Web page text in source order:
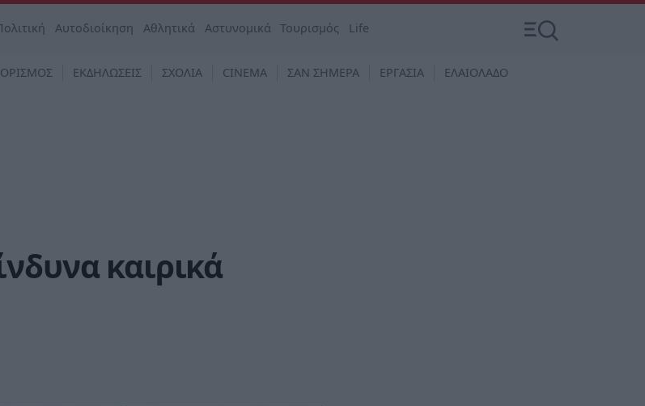
Αυτοδιοίκηση Αθλητικά Αστυνομικά Τουρισμός Life
ΕΚΔΗΛΩΣΕΙΣ ΣΧΟΛΙΑ CINEMA ΣΑΝ ΣΗΜΕΡΑ ΕΡΓΑΣΙΑ ΕΛΑΙΟΛΑΔΟ
καιρικά